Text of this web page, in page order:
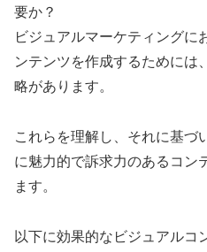
要か？
ビジュアルマーケティングに
ンテンツを作成するためには
略があります。
これらを理解し、それに基づ
に魅力的で訴求力のあるコン
ます。
以下に効果的なビジュアルコ